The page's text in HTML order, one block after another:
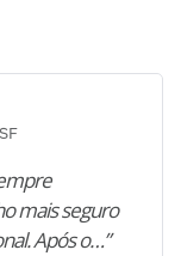
mais seguro
Após o…”